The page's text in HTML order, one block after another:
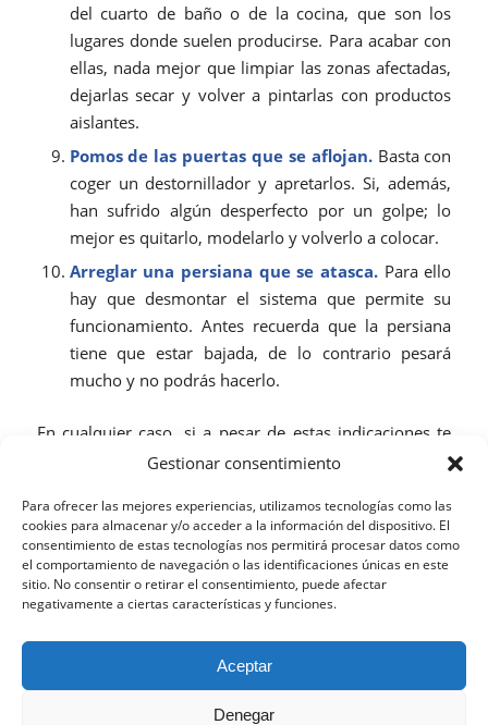
Gestionar consentimiento
Para ofrecer las mejores experiencias, utilizamos tecnologías como las
cookies para almacenar y/o acceder a la información del dispositivo. El
consentimiento de estas tecnologías nos permitirá procesar datos como
el comportamiento de navegación o las identificaciones únicas en este
sitio. No consentir o retirar el consentimiento, puede afectar
negativamente a ciertas características y funciones.
Aceptar
Denegar
del cuarto de baño o de la cocina, que son los
lugares donde suelen producirse. Para acabar con
ellas, nada mejor que limpiar las zonas afectadas,
dejarlas secar y volver a pintarlas con productos
aislantes.
Pomos de las puertas que se aflojan.Basta con
coger un destornillador y apretarlos. Si, además,
han sufrido algún desperfecto por un golpe; lo
mejor es quitarlo, modelarlo y volverlo a colocar.
Arreglar una persiana que se atasca. Para ello
hay que desmontar el sistema que permite su
funcionamiento. Antes recuerda que la persiana
tiene que estar bajada, de lo contrario pesará
mucho y no podrás hacerlo.
En cualquier caso, si a pesar de estas indicaciones te
resulta complicado realizar las reparaciones del hogar
ponte en contacto con nosotros.En El Manitas Ideal
resolveremos todos tus pequeños contratiempos en el
tiempo muy corto.
su navegación y ofrecerle un servicio más personalizado.
Continuar navegando implica la aceptación de nuestra
política de cookies, pinche el enlace para mayor información.